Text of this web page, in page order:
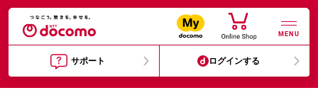
MENU
サポート ログインする